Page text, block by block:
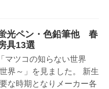
光ペン・色鉛筆他 春
具13選
マツコの知らない世界
界～」を見ました。 新生
な時期となりメーカー各